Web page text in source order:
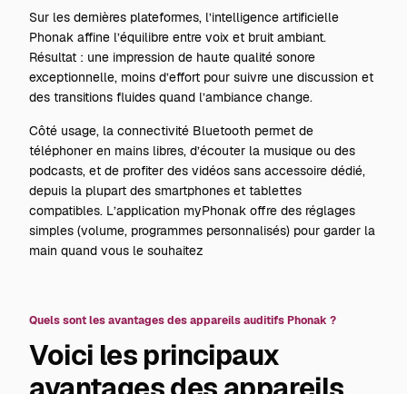
Sur les dernières plateformes, l’intelligence artificielle
Phonak affine l’équilibre entre voix et bruit ambiant.
Résultat : une impression de haute qualité sonore
exceptionnelle, moins d’effort pour suivre une discussion et
des transitions fluides quand l’ambiance change.
Côté usage, la connectivité Bluetooth permet de
téléphoner en mains libres, d’écouter la musique ou des
podcasts, et de profiter des vidéos sans accessoire dédié,
depuis la plupart des smartphones et tablettes
compatibles. L’application myPhonak offre des réglages
simples (volume, programmes personnalisés) pour garder la
main quand vous le souhaitez
Quels sont les avantages des appareils auditifs Phonak ?
Voici les principaux